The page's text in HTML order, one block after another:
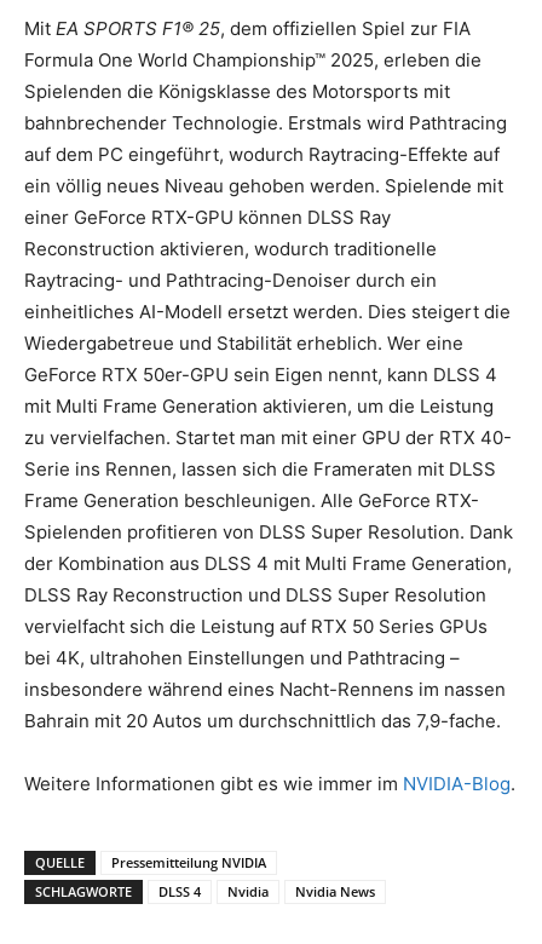
Mit EA SPORTS F1® 25, dem offiziellen Spiel zur FIA
Formula One World Championship™ 2025, erleben die
Spielenden die Königsklasse des Motorsports mit
bahnbrechender Technologie. Erstmals wird Pathtracing
auf dem PC eingeführt, wodurch Raytracing-Effekte auf
ein völlig neues Niveau gehoben werden. Spielende mit
einer GeForce RTX-GPU können DLSS Ray
Reconstruction aktivieren, wodurch traditionelle
Raytracing- und Pathtracing-Denoiser durch ein
einheitliches AI-Modell ersetzt werden. Dies steigert die
Wiedergabetreue und Stabilität erheblich. Wer eine
GeForce RTX 50er-GPU sein Eigen nennt, kann DLSS 4
mit Multi Frame Generation aktivieren, um die Leistung
zu vervielfachen. Startet man mit einer GPU der RTX 40-
Serie ins Rennen, lassen sich die Frameraten mit DLSS
Frame Generation beschleunigen. Alle GeForce RTX-
Spielenden profitieren von DLSS Super Resolution. Dank
der Kombination aus DLSS 4 mit Multi Frame Generation,
DLSS Ray Reconstruction und DLSS Super Resolution
vervielfacht sich die Leistung auf RTX 50 Series GPUs
bei 4K, ultrahohen Einstellungen und Pathtracing –
insbesondere während eines Nacht-Rennens im nassen
Bahrain mit 20 Autos um durchschnittlich das 7,9-fache.
Weitere Informationen gibt es wie immer im NVIDIA-Blog.
QUELLE
Pressemitteilung NVIDIA
SCHLAGWORTE
DLSS 4 Nvidia Nvidia News